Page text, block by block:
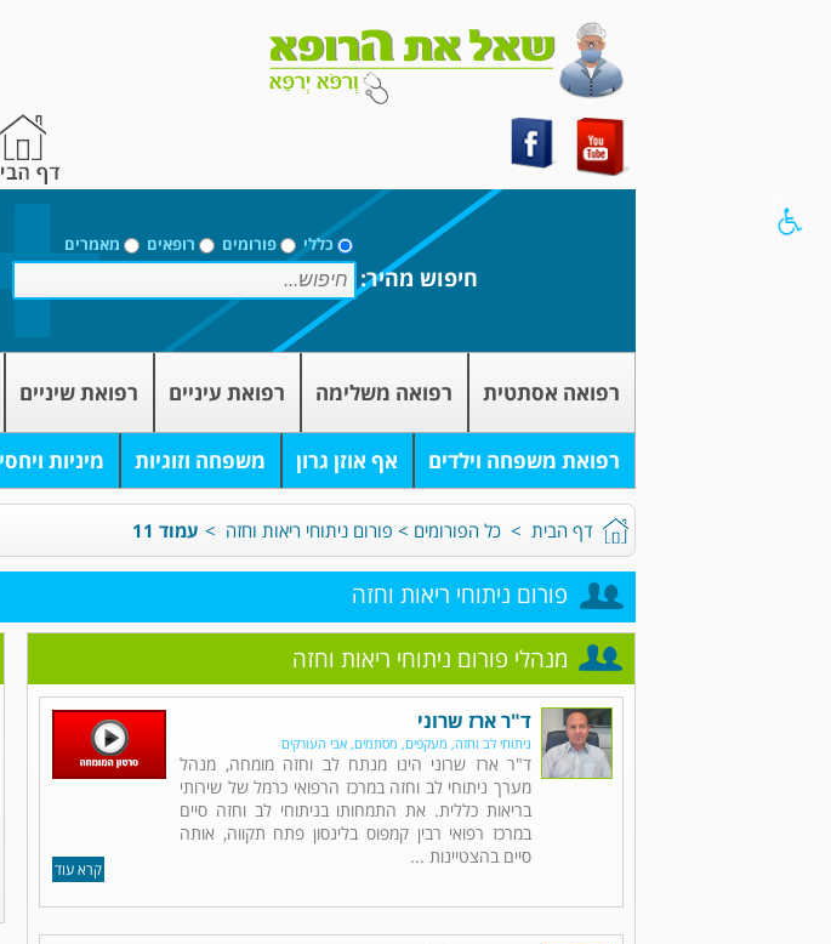
כללי פורומים רופאים מאמרים
חיפוש מהיר:
רפואה אסתטית רפואה משלימה רפואת עיניים רפואת שיניים
רפואת משפחה וילדים אף אוזן גרון משפחה וזוגיות מיניות
דף הבית > כל הפורומים > פורום ניתוחי ריאות וחזה > עמוד 11
פורום ניתוחי ריאות וחזה
מנהלי פורום ניתוחי ריאות וחזה
קרא עוד
ד"ר ארז שרוני
ניתוחי לב וחזה, מעקפים, מסתמים, אבי העורקים
ד"ר ארז שרוני הינו מנתח לב וחזה מומחה, מנהל
מערך ניתוחי לב וחזה במרכז הרפואי כרמל של שירותי
בריאות כללית. את התמחותו בניתוחי לב וחזה סיים
במרכז רפואי רבין קמפוס בלינסון פתח תקווה, אותה
סיים בהצטיינות ...